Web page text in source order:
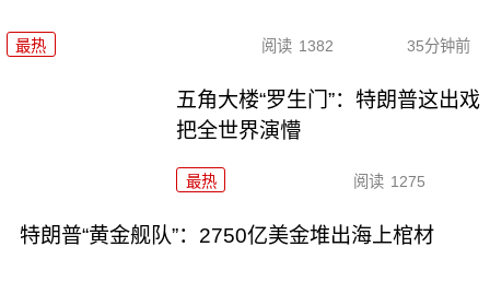
最热 阅读 1382 35分钟前
五角大楼“罗生门”：特朗普这出戏
把全世界演懵
最热 阅读 1275
特朗普“黄金舰队”：2750亿美金堆出海上棺材